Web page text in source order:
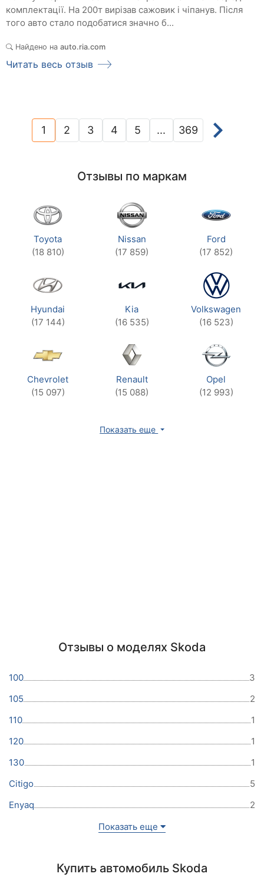
комплектації. На 200т вирізав сажовик і чіпанув. Після
того авто стало подобатися значно б...
Найдено на auto.ria.com
Читать весь отзыв
1(current)
2 3 4 5 ... 369
Отзывы по маркам
Toyota
(18 810)
Nissan
(17 859)
Ford
(17 852)
Hyundai
(17 144)
Kia
(16 535)
Volkswagen
(16 523)
Chevrolet
(15 097)
Renault
(15 088)
Opel
(12 993)
Показать еще
Отзывы о моделях Skoda
100
3
105
2
110
1
120
1
130
1
Citigo
5
Enyaq
2
Показать еще
Купить автомобиль Skoda